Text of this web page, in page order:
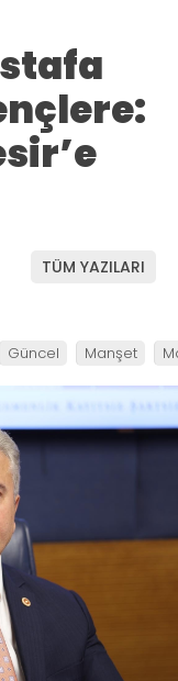
TÜM YAZILARI
Güncel Manşet